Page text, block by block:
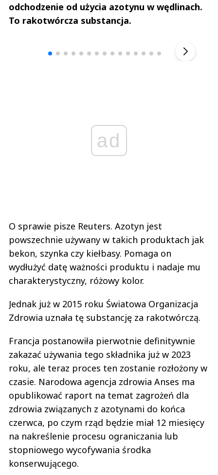
odchodzenie od użycia azotynu w wędlinach.
To rakotwórcza substancja.
ad
O sprawie pisze Reuters. Azotyn jest
powszechnie używany w takich produktach jak
bekon, szynka czy kiełbasy. Pomaga on
wydłużyć datę ważności produktu i nadaje mu
charakterystyczny, różowy kolor.
Jednak już w 2015 roku Światowa Organizacja
Zdrowia uznała tę substancję za rakotwórczą.
Francja postanowiła pierwotnie definitywnie
zakazać używania tego składnika już w 2023
roku, ale teraz proces ten zostanie rozłożony w
czasie. Narodowa agencja zdrowia Anses ma
opublikować raport na temat zagrożeń dla
zdrowia związanych z azotynami do końca
czerwca, po czym rząd będzie miał 12 miesięcy
na nakreślenie procesu ograniczania lub
stopniowego wycofywania środka
konserwującego.